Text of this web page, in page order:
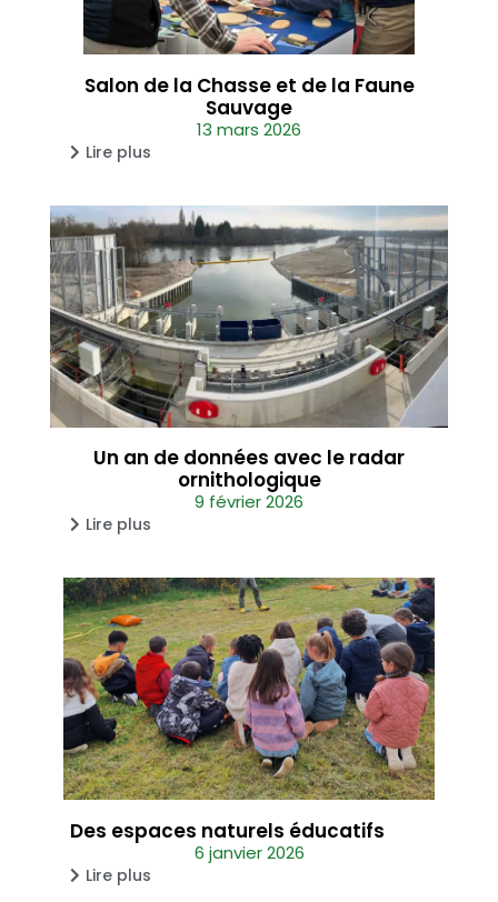
Salon de la Chasse et de la Faune
Sauvage
13 mars 2026
Lire plus
Un an de données avec le radar
ornithologique
9 février 2026
Lire plus
Des espaces naturels éducatifs
6 janvier 2026
Lire plus